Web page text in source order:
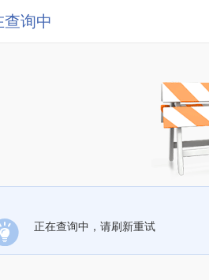
查询中
正在查询中，请刷新重试